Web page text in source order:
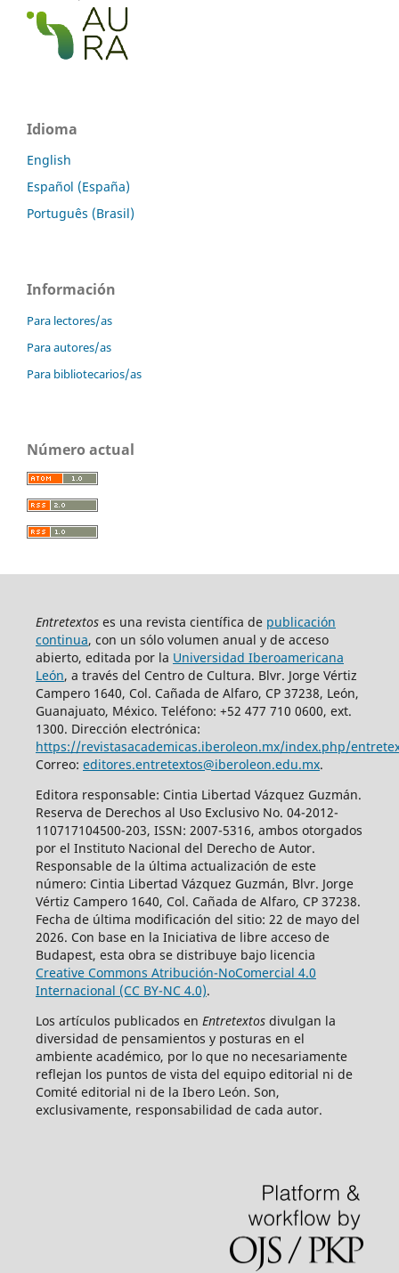
Idioma
English
Español (España)
Português (Brasil)
Información
Para lectores/as
Para autores/as
Para bibliotecarios/as
Número actual
Entretextos es una revista científica de publicación
continua, con un sólo volumen anual y de acceso
abierto, editada por la Universidad Iberoamericana
León, a través del Centro de Cultura. Blvr. Jorge Vértiz
Campero 1640, Col. Cañada de Alfaro, CP 37238, León,
Guanajuato, México. Teléfono: +52 477 710 0600, ext.
1300. Dirección electrónica:
https://revistasacademicas.iberoleon.mx/index.php/
Correo: editores.entretextos@iberoleon.edu.mx.
Editora responsable: Cintia Libertad Vázquez Guzmán.
Reserva de Derechos al Uso Exclusivo No. 04-2012-
110717104500-203, ISSN: 2007-5316, ambos otorgados
por el Instituto Nacional del Derecho de Autor.
Responsable de la última actualización de este
número: Cintia Libertad Vázquez Guzmán, Blvr. Jorge
Vértiz Campero 1640, Col. Cañada de Alfaro, CP 37238.
Fecha de última modificación del sitio: 22 de mayo del
2026. Con base en la Iniciativa de libre acceso de
Budapest, esta obra se distribuye bajo licencia
Creative Commons Atribución-NoComercial 4.0
Internacional (CC BY-NC 4.0).
Los artículos publicados en Entretextosdivulgan la
diversidad de pensamientos y posturas en el
ambiente académico, por lo que no necesariamente
reflejan los puntos de vista del equipo editorial ni de
Comité editorial ni de la Ibero León. Son,
exclusivamente, responsabilidad de cada autor.